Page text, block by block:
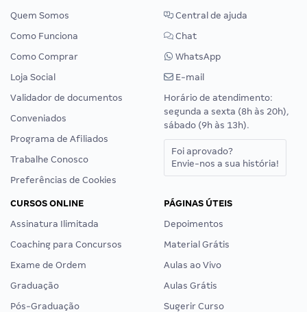
Quem Somos
Como Funciona
Como Comprar
Loja Social
Validador de documentos
Conveniados
Programa de Afiliados
Trabalhe Conosco
Preferências de Cookies
Central de ajuda
Chat
WhatsApp
E-mail
Horário de atendimento:
segunda a sexta (8h às 20h),
sábado (9h às 13h).
Foi aprovado?
Envie-nos a sua história!
CURSOS ONLINE
Assinatura Ilimitada
Coaching para Concursos
Exame de Ordem
Graduação
Pós-Graduação
PÁGINAS ÚTEIS
Depoimentos
Material Grátis
Aulas ao Vivo
Aulas Grátis
Sugerir Curso